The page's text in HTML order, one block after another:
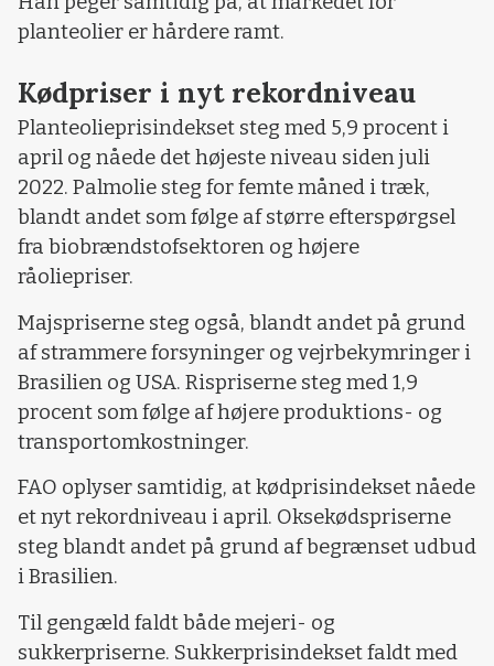
planteolier er hårdere ramt.
Kødpriser i nyt rekordniveau
Planteolieprisindekset steg med 5,9 procent i
april og nåede det højeste niveau siden juli
2022. Palmolie steg for femte måned i træk,
blandt andet som følge af større efterspørgsel
fra biobrændstofsektoren og højere
råoliepriser.
Majspriserne steg også, blandt andet på grund
af strammere forsyninger og vejrbekymringer i
Brasilien og USA. Rispriserne steg med 1,9
procent som følge af højere produktions- og
transportomkostninger.
FAO oplyser samtidig, at kødprisindekset nåede
et nyt rekordniveau i april. Oksekødspriserne
steg blandt andet på grund af begrænset udbud
i Brasilien.
Til gengæld faldt både mejeri- og
sukkerpriserne. Sukkerprisindekset faldt med